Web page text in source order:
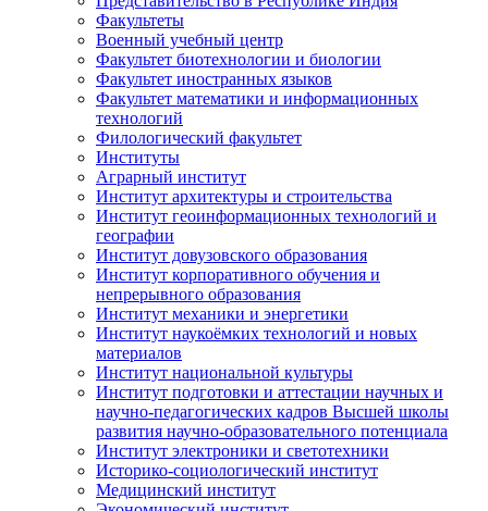
Факультеты
Военный учебный центр
Факультет биотехнологии и биологии
Факультет иностранных языков
Факультет математики и информационных
технологий
Филологический факультет
Институты
Аграрный институт
Институт архитектуры и строительства
Институт геоинформационных технологий и
географии
Институт довузовского образования
Институт корпоративного обучения и
непрерывного образования
Институт механики и энергетики
Институт наукоёмких технологий и новых
материалов
Институт национальной культуры
Институт подготовки и аттестации научных и
научно-педагогических кадров Высшей школы
развития научно-образовательного потенциала
Институт электроники и светотехники
Историко-социологический институт
Медицинский институт